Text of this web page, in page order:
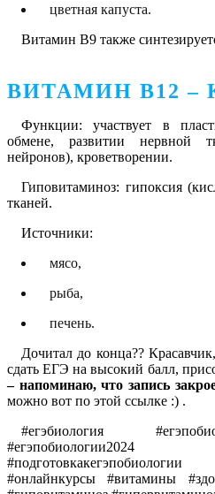
цветная капуста.
Витамин В9 также
ВИТАМИН В12
Функции: участвует в
обмене, развитии нервной
нейронов), кроветворении.
Гиповитаминоз: гипоксия
тканей.
Источники:
мясо,
рыба,
печень.
Дочитал до конца??
сдать ЕГЭ на высокий балл,
– напоминаю, что запись
можно вот по этой ссылке :) .
#егэбиология
#онлайнкурсы #витамины